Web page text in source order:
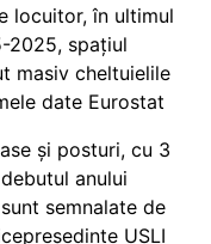
locuitor, în ultimul
2025, spațiul
masiv cheltuielile
date Eurostat
și posturi, cu 3
anului
semnalate de
USLI